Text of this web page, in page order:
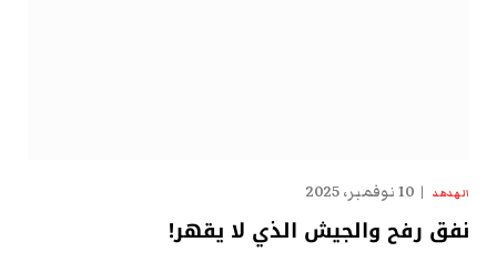
الهدهد 10 نوفمبر، 2025
نفق رفح والجيش الذي لا يقهر!